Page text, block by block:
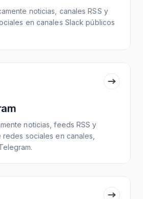
noticias, canales RSS y
en canales Slack públicos
noticias, feeds RSS y
sociales en canales,